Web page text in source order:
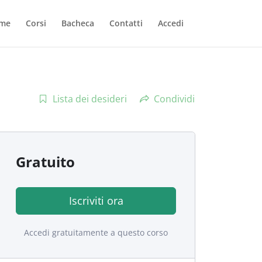
Corsi Bacheca Contatti Accedi
Lista dei desideri Condividi
Gratuito
Iscriviti ora
Accedi gratuitamente a questo corso